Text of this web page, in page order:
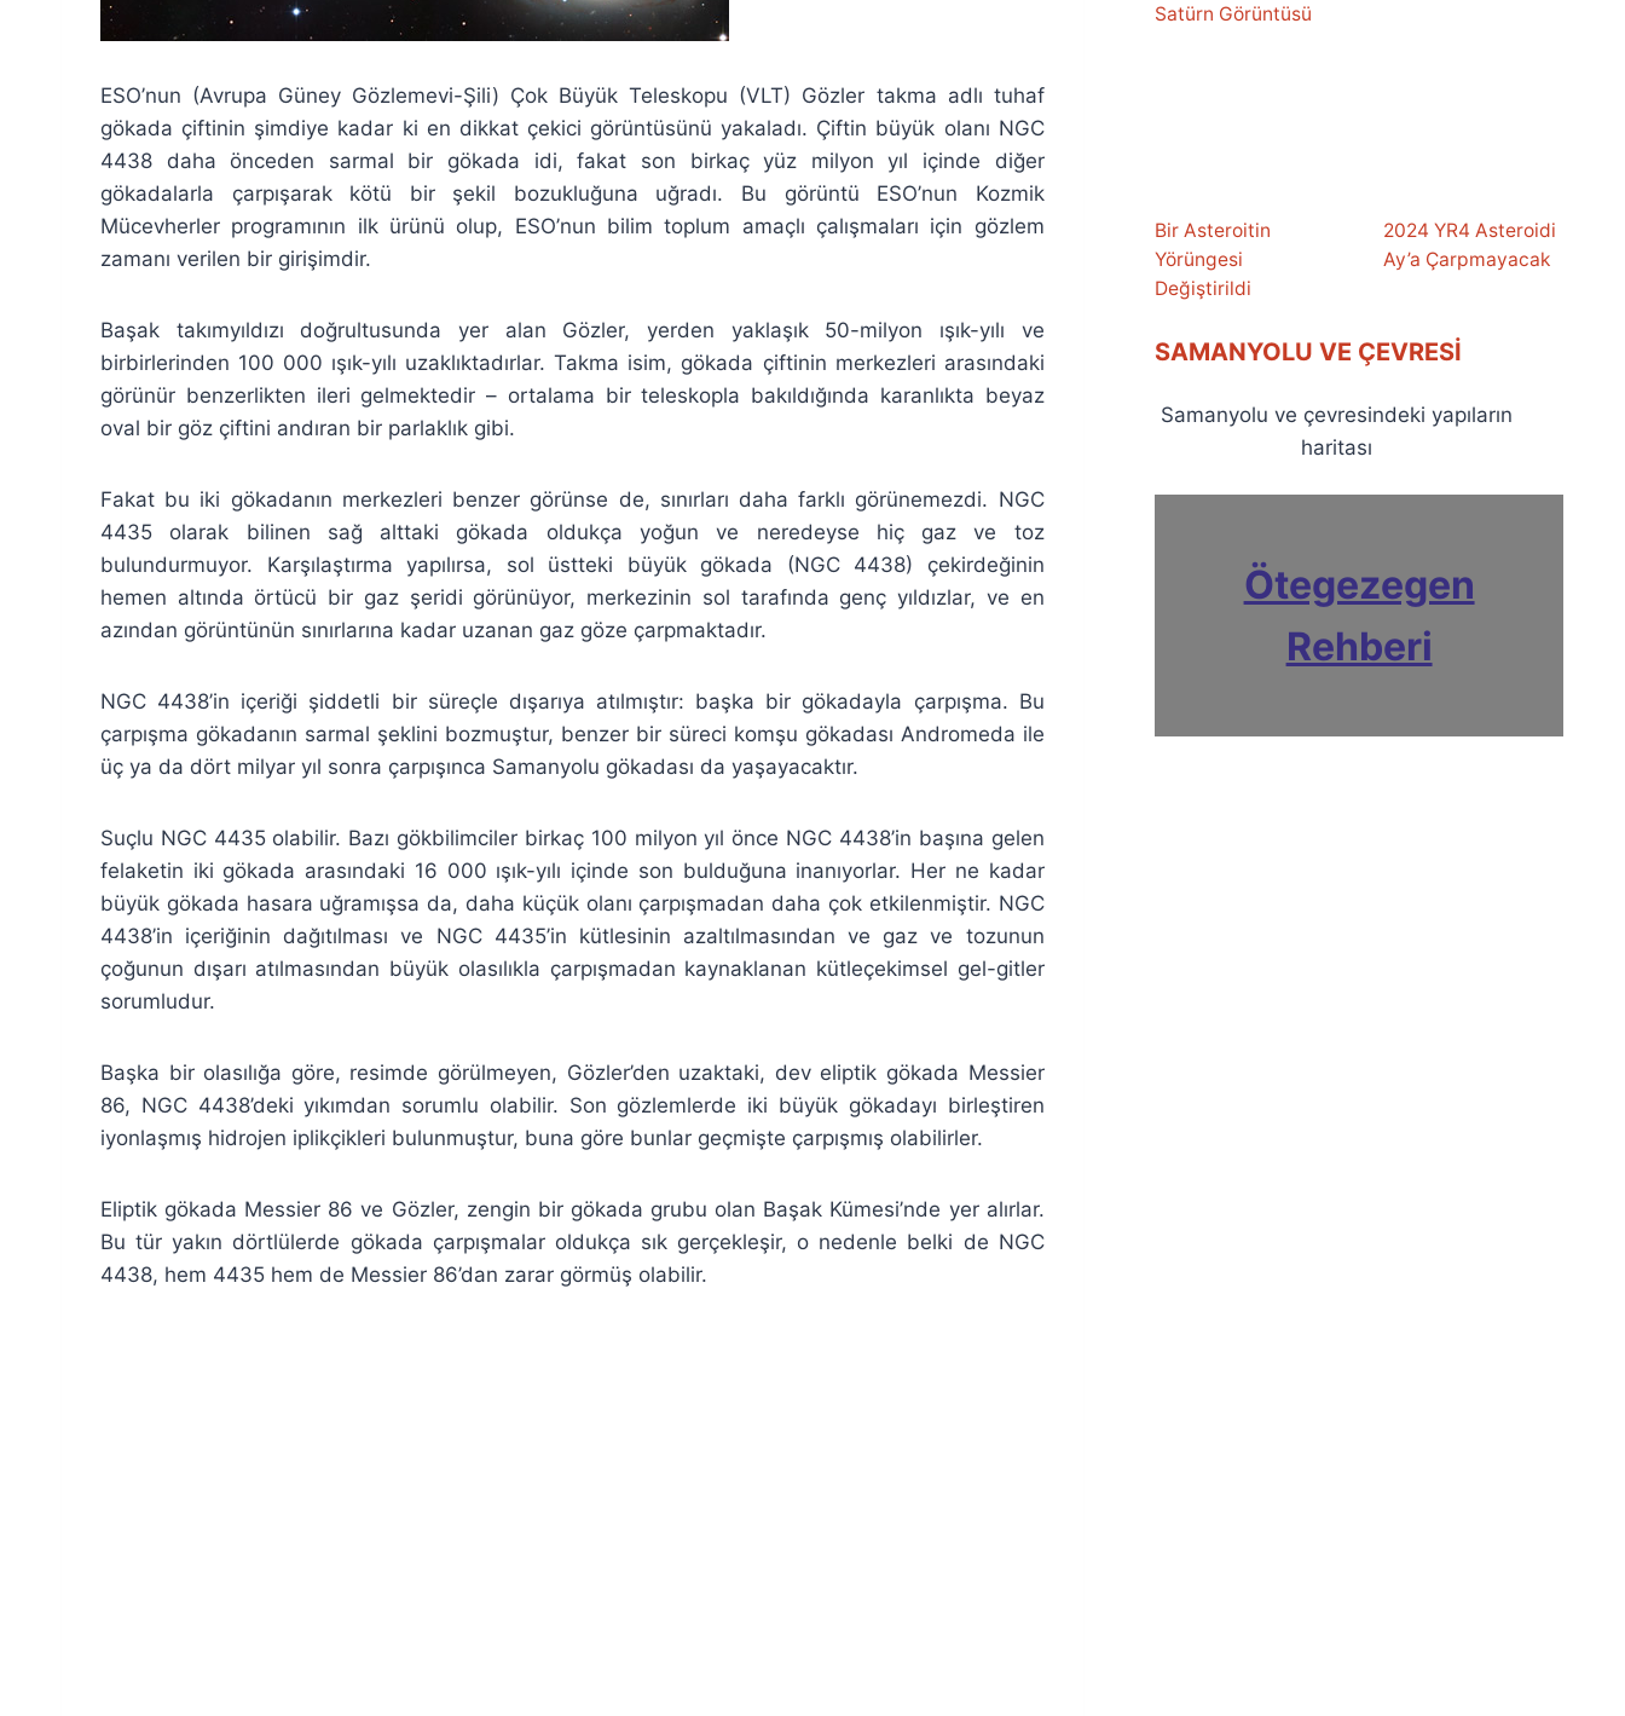
ESO’nun (Avrupa Güney Gözlemevi-Şili) Çok Büyük Teleskopu (VLT) Gözler takma adlı tuhaf
gökada çiftinin şimdiye kadar ki en dikkat çekici görüntüsünü yakaladı. Çiftin büyük olanı NGC
4438 daha önceden sarmal bir gökada idi, fakat son birkaç yüz milyon yıl içinde diğer
gökadalarla çarpışarak kötü bir şekil bozukluğuna uğradı. Bu görüntü ESO’nun Kozmik
Mücevherler programının ilk ürünü olup, ESO’nun bilim toplum amaçlı çalışmaları için gözlem
zamanı verilen bir girişimdir.
Başak takımyıldızı doğrultusunda yer alan Gözler, yerden yaklaşık 50-milyon ışık-yılı ve
birbirlerinden 100 000 ışık-yılı uzaklıktadırlar. Takma isim, gökada çiftinin merkezleri arasındaki
görünür benzerlikten ileri gelmektedir – ortalama bir teleskopla bakıldığında karanlıkta beyaz
oval bir göz çiftini andıran bir parlaklık gibi.
Fakat bu iki gökadanın merkezleri benzer görünse de, sınırları daha farklı görünemezdi. NGC
4435 olarak bilinen sağ alttaki gökada oldukça yoğun ve neredeyse hiç gaz ve toz
bulundurmuyor. Karşılaştırma yapılırsa, sol üstteki büyük gökada (NGC 4438) çekirdeğinin
hemen altında örtücü bir gaz şeridi görünüyor, merkezinin sol tarafında genç yıldızlar, ve en
azından görüntünün sınırlarına kadar uzanan gaz göze çarpmaktadır.
NGC 4438’in içeriği şiddetli bir süreçle dışarıya atılmıştır: başka bir gökadayla çarpışma. Bu
çarpışma gökadanın sarmal şeklini bozmuştur, benzer bir süreci komşu gökadası Andromeda ile
üç ya da dört milyar yıl sonra çarpışınca Samanyolu gökadası da yaşayacaktır.
Suçlu NGC 4435 olabilir. Bazı gökbilimciler birkaç 100 milyon yıl önce NGC 4438’in başına gelen
felaketin iki gökada arasındaki 16 000 ışık-yılı içinde son bulduğuna inanıyorlar. Her ne kadar
büyük gökada hasara uğramışsa da, daha küçük olanı çarpışmadan daha çok etkilenmiştir. NGC
4438’in içeriğinin dağıtılması ve NGC 4435’in kütlesinin azaltılmasından ve gaz ve tozunun
çoğunun dışarı atılmasından büyük olasılıkla çarpışmadan kaynaklanan kütleçekimsel gel-gitler
sorumludur.
Başka bir olasılığa göre, resimde görülmeyen, Gözler’den uzaktaki, dev eliptik gökada Messier
86, NGC 4438’deki yıkımdan sorumlu olabilir. Son gözlemlerde iki büyük gökadayı birleştiren
iyonlaşmış hidrojen iplikçikleri bulunmuştur, buna göre bunlar geçmişte çarpışmış olabilirler.
Eliptik gökada Messier 86 ve Gözler, zengin bir gökada grubu olan Başak Kümesi’nde yer alırlar.
Bu tür yakın dörtlülerde gökada çarpışmalar oldukça sık gerçekleşir, o nedenle belki de NGC
4438, hem 4435 hem de Messier 86’dan zarar görmüş olabilir.
Satürn Görüntüsü
Bir Asteroitin
Yörüngesi
Değiştirildi
2024 YR4 Asteroidi
Ay’a Çarpmayacak
SAMANYOLU VE ÇEVRESI
Samanyolu ve çevresindeki yapıların
haritası
Ötegezegen
Rehberi